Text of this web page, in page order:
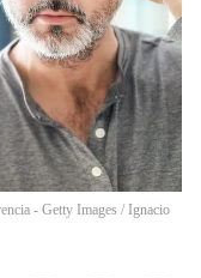
- Getty Images / Ignacio